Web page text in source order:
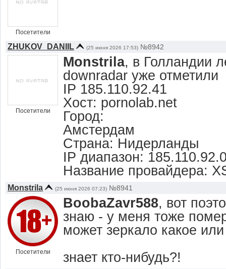
Посетители
ZHUKOV_DANIIL (25 июня 2026 17:53) №8942
Посетители
Monstrila, в Голландии
downradar уже отметили
IP 185.110.92.41
Хост: pornolab.net
Город:
Амстердам
Страна: Нидерланды
IP диапазон:
Название провайдера:
Monstrila (25 июня 2026 07:23) №8941
Посетители
BoobaZavr588, вот
знаю - у меня тоже
может зеркало какое
знает кто-нибудь?!